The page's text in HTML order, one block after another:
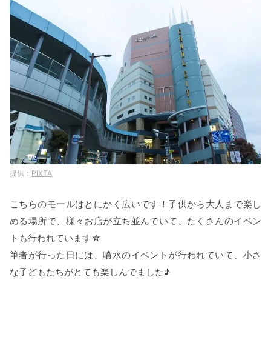
PIXTA
こちらのモールはとにかく広いです！子供から大人まで楽し
める場所で、様々お店が立ち並んでいて、たくさんのイベン
トも行われています☆
筆者が行った日には、噴水のイベントが行われていて、小さ
な子どもたちがとても楽しんでました♪